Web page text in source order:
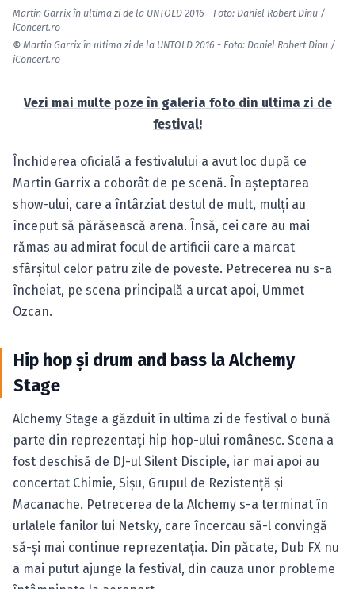
Martin Garrix în ultima zi de la UNTOLD 2016 - Foto: Daniel Robert Dinu /
iConcert.ro
© Martin Garrix în ultima zi de la UNTOLD 2016 - Foto: Daniel Robert Dinu /
iConcert.ro
Vezi mai multe poze în galeria foto din ultima zi de
festival!
Închiderea oficială a festivalului a avut loc după ce
Martin Garrix a coborât de pe scenă. În aşteptarea
show-ului, care a întârziat destul de mult, mulţi au
început să părăsească arena. Însă, cei care au mai
rămas au admirat focul de artificii care a marcat
sfârşitul celor patru zile de poveste. Petrecerea nu s-a
încheiat, pe scena principală a urcat apoi, Ummet
Ozcan.
Hip hop şi drum and bass la Alchemy
Stage
Alchemy Stage a găzduit în ultima zi de festival o bună
parte din reprezentaţi hip hop-ului românesc. Scena a
fost deschisă de DJ-ul Silent Disciple, iar mai apoi au
concertat Chimie, Sişu, Grupul de Rezistenţă şi
Macanache. Petrecerea de la Alchemy s-a terminat în
urlalele fanilor lui Netsky, care încercau să-l convingă
să-şi mai continue reprezentaţia. Din păcate, Dub FX nu
a mai putut ajunge la festival, din cauza unor probleme